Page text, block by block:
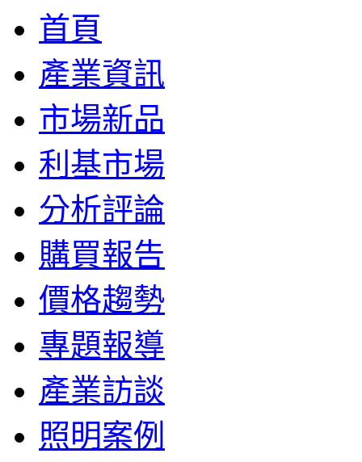
首頁
產業資訊
市場新品
利基市場
分析評論
購買報告
價格趨勢
專題報導
產業訪談
照明案例